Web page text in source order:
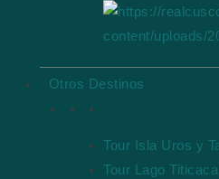
Otros Destinos
Tour Isla Uros y
Tour Lago